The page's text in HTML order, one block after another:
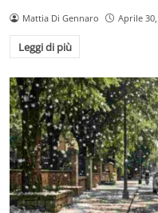
Mattia Di Gennaro Aprile
Leggi di più